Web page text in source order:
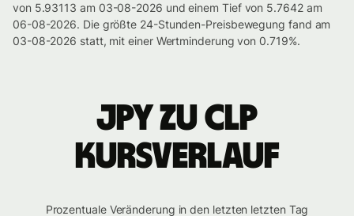
von 5.93113 am 03-08-2026 und einem Tief von 5.7642 am
06-08-2026. Die größte 24-Stunden-Preisbewegung fand am
03-08-2026 statt, mit einer Wertminderung von 0.719%.
JPY zu CLP
Kursverlauf
Prozentuale Veränderung in den letzten letzten Tag